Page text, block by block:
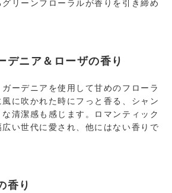
リーンフローラルが香りを引き締め
デニア＆ローザの香り
ーデニアを使用して甘めのフローラ
に吹かれた時にフっと香る、シャン
清潔感も感じます。ロマンティック
い世代に愛され、他にはない香りで
香り